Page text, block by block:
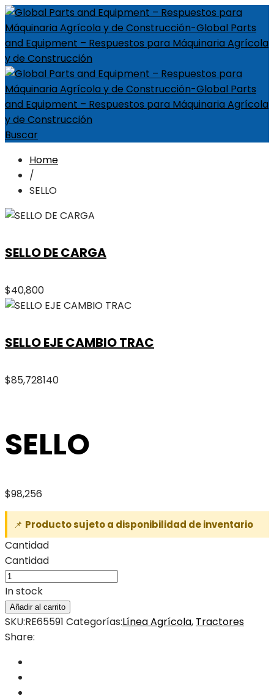
Buscar
Home
/
SELLO
SELLO DE CARGA
$40,800
SELLO EJE CAMBIO TRAC
$85,728140
SELLO
$98,256
📌 Producto sujeto a disponibilidad de inventario
Cantidad
Cantidad
In stock
Añadir al carrito
SKU:RE65591 Categorías:Línea Agrícola, Tractores
Share: